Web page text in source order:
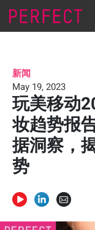
新闻
May 19, 2023
玩美移动
妆趋势报
据洞察，
势